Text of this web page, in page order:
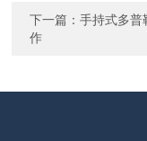
下一篇：手持式多普
作